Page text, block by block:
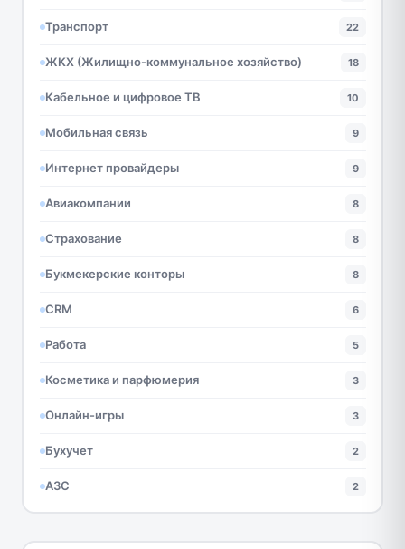
Транспорт 22
ЖКХ (Жилищно-коммунальное хозяйство) 18
Кабельное и цифровое ТВ 10
Мобильная связь 9
Интернет провайдеры 9
Авиакомпании 8
Страхование 8
Букмекерские конторы 8
CRM 6
Работа 5
Косметика и парфюмерия 3
Онлайн-игры 3
Бухучет 2
АЗС 2